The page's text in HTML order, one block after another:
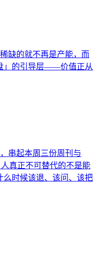
缺的就不再是产能，而
」的引导层——价值正从
串起本周三份周刊与
真正不可替代的不是能
时候该退、该问、该把